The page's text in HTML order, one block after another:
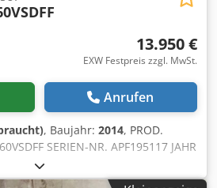
13.950 €
EXW Festpreis zzgl. MwSt.
Anrufen
, Baujahr: 2014, PROD.
SERIEN-NR. APF195117 JAHR
FÖRDERRATE (m³/min) 4,82-26,70
(AKTUELL/GESAMT)